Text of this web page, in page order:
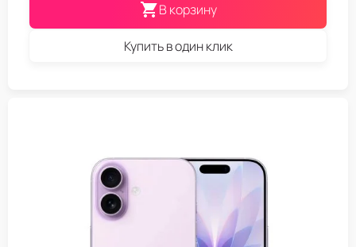
В корзину
Купить в один клик